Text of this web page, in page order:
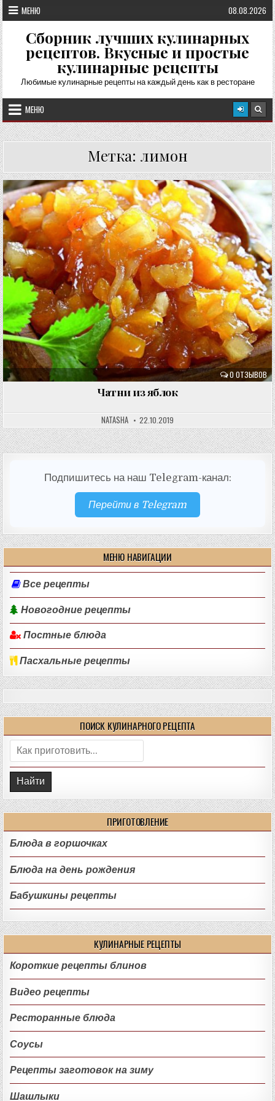
Перейти
к
содержимому
МЕНЮ 08.08.2026
Сборник лучших кулинарных
рецептов. Вкусные и простые
кулинарные рецепты
Любимые кулинарные рецепты на каждый день как в ресторане
МЕНЮ
Метка: лимон
0 ОТЗЫВОВ
Чатни из яблок
NATASHA 22.10.2019
Подпишитесь на наш Telegram-канал:
Перейти в Telegram
МЕНЮ НАВИГАЦИИ
Все рецепты
Новогодние рецепты
Постные блюда
Пасхальные рецепты
ПОИСК КУЛИНАРНОГО РЕЦЕПТА
Поиск:
ПРИГОТОВЛЕНИЕ
Блюда в горшочках
Блюда на день рождения
Бабушкины рецепты
КУЛИНАРНЫЕ РЕЦЕПТЫ
Короткие рецепты блинов
Видео рецепты
Ресторанные блюда
Соусы
Рецепты заготовок на зиму
Шашлыки